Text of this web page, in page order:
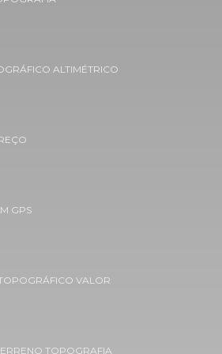
ALTIMÉTRICO
GPS
VALOR
TOPOGRAFIA
ambientais
de áreas
ambiental e